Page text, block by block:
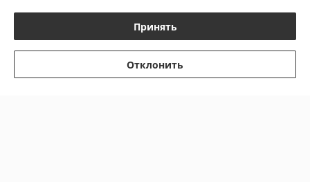
График работы
Принять
Отклонить